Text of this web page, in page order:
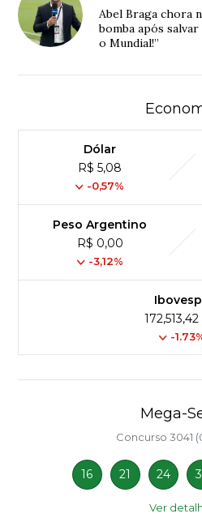
Abel Braga chora
bomba após
o Mundial!”
Dólar
R$ 5,08
-0,57%
Peso Argentino
R$ 0,00
-3,12%
-
Mega-
Concurso 3041
16 21 24
Ver